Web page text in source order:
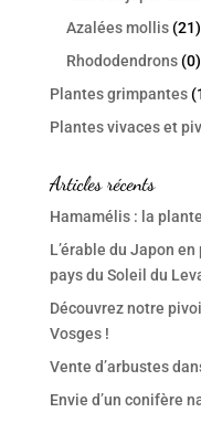
Azalées mollis (21)
Rhododendrons (0)
Plantes grimpantes
Plantes vivaces et
Articles récents
Hamamélis : la
L’érable du Japon
pays du Soleil du
Découvrez notre
Vosges !
Vente d’arbustes
Envie d’un conifère